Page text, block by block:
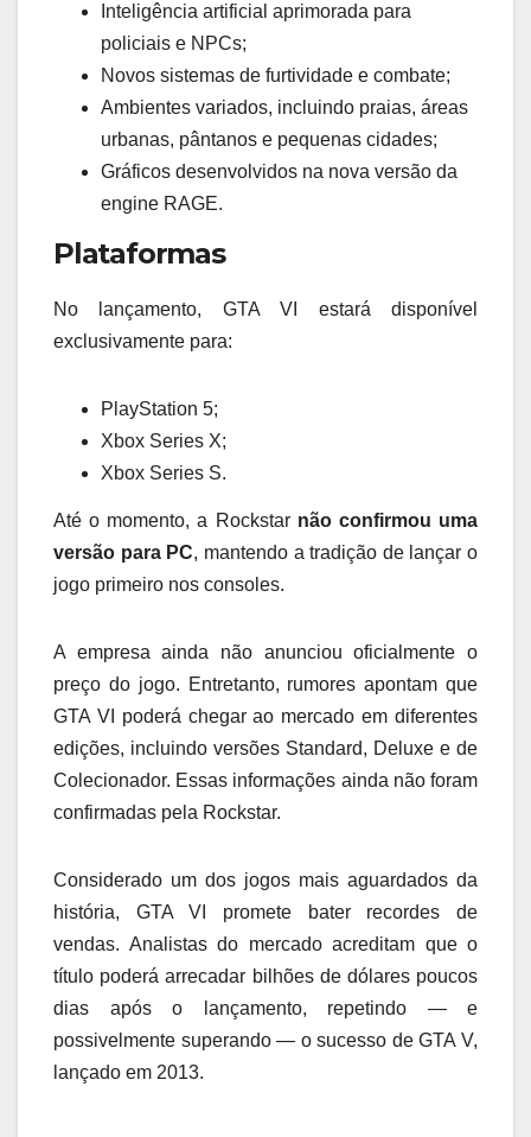
Inteligência artificial aprimorada para
policiais e NPCs;
Novos sistemas de furtividade e combate;
Ambientes variados, incluindo praias, áreas
urbanas, pântanos e pequenas cidades;
Gráficos desenvolvidos na nova versão da
engine RAGE.
Plataformas
No lançamento, GTA VI estará disponível
exclusivamente para:
PlayStation 5;
Xbox Series X;
Xbox Series S.
Até o momento, a Rockstar não confirmou uma
versão para PC, mantendo a tradição de lançar o
jogo primeiro nos consoles.
A empresa ainda não anunciou oficialmente o
preço do jogo. Entretanto, rumores apontam que
GTA VI poderá chegar ao mercado em diferentes
edições, incluindo versões Standard, Deluxe e de
Colecionador. Essas informações ainda não foram
confirmadas pela Rockstar.
Considerado um dos jogos mais aguardados da
história, GTA VI promete bater recordes de
vendas. Analistas do mercado acreditam que o
título poderá arrecadar bilhões de dólares poucos
dias após o lançamento, repetindo — e
possivelmente superando — o sucesso de GTA V,
lançado em 2013.